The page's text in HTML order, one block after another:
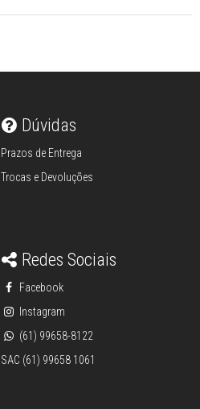
Dúvidas
Prazos de Entrega
Trocas e Devoluções
Redes Sociais
Facebook
Instagram
(61) 99658-8122
SAC (61) 99658 1061